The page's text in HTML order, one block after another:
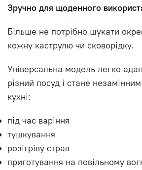
Зручно для щоденного
Більше не потрібно шукати
кожну каструлю чи сковорідку.
Універсальна модель легко
різний посуд і стане
кухні:
під час варіння
тушкування
розігріву страв
приготування на повільному